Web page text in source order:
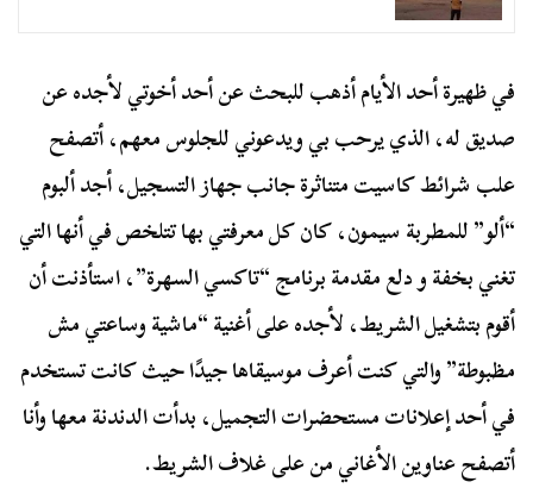
في ظهيرة أحد الأيام أذهب للبحث عن أحد أخوتي لأجده عن
صديق له، الذي يرحب بي ويدعوني للجلوس معهم، أتصفح
علب شرائط كاسيت متناثرة جانب جهاز التسجيل، أجد ألبوم
“ألو” للمطربة سيمون، كان كل معرفتي بها تتلخص في أنها التي
تغني بخفة و دلع مقدمة برنامج “تاكسي السهرة”، استأذنت أن
أقوم بتشغيل الشريط، لأجده على أغنية “ماشية وساعتي مش
مظبوطة” والتي كنت أعرف موسيقاها جيدًا حيث كانت تستخدم
في أحد إعلانات مستحضرات التجميل، بدأت الدندنة معها وأنا
أتصفح عناوين الأغاني من على غلاف الشريط.